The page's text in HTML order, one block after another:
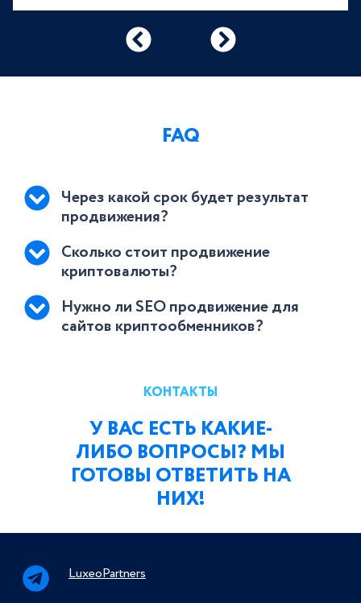
FAQ
Через какой срок будет результат
продвижения?
Сколько стоит продвижение
криптовалюты?
Нужно ли SEO продвижение для
сайтов криптообменников?
КОНТАКТЫ
У ВАС ЕСТЬ КАКИЕ-
ЛИБО ВОПРОСЫ? МЫ
ГОТОВЫ ОТВЕТИТЬ НА
НИХ!
LuxeoPartners